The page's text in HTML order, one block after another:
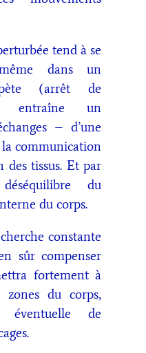
tend à se
dans un
(arrêt de
entraîne un
– d’une
communication
tissus. Et par
du
du corps.
constante
sûr compenser
fortement à
zones du corps,
éventuelle de